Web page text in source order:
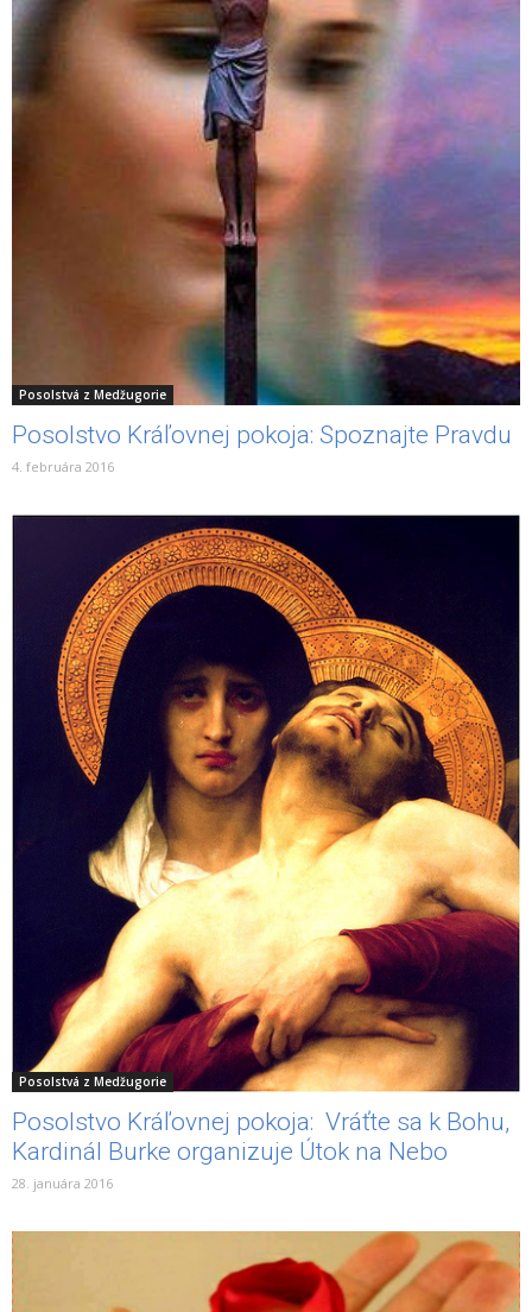
Posolstvá z Medžugorie
Posolstvo Kráľovnej pokoja: Spoznajte Pravdu
4. februára 2016
Posolstvá z Medžugorie
Posolstvo Kráľovnej pokoja: Vráťte sa k Bohu,
Kardinál Burke organizuje Útok na Nebo
28. januára 2016